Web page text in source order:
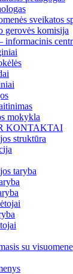
sveikatos
gerovės komisija
informacinis
mokykla
KONTAKTAI
struktūra
taryba
su visuomene